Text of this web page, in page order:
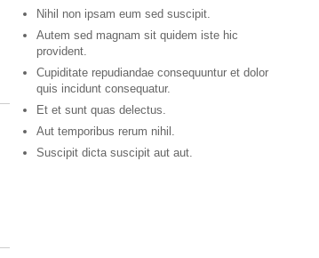
Nihil non ipsam eum sed suscipit.
Autem sed magnam sit quidem iste hic
provident.
Cupiditate repudiandae consequuntur et dolor
quis incidunt consequatur.
Et et sunt quas delectus.
Aut temporibus rerum nihil.
Suscipit dicta suscipit aut aut.